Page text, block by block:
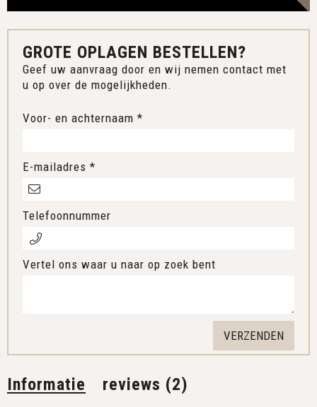
Informatie reviews (2)
GROTE OPLAGEN BESTELLEN?
Geef uw aanvraag door en wij nemen contact met
u op over de mogelijkheden.
Voor- en achternaam *
E-mailadres *
Telefoonnummer
Vertel ons waar u naar op zoek bent